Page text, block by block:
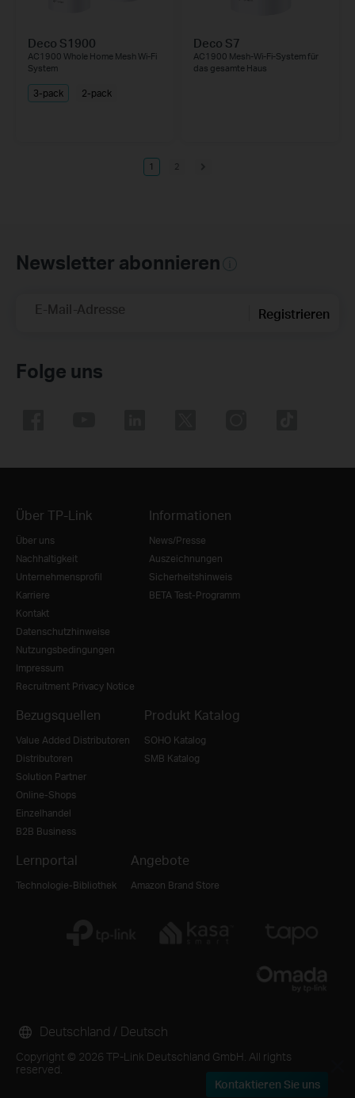
Deco S1900
AC1900 Whole Home Mesh Wi-Fi
System
3-pack 2-pack
Deco S7
AC1900 Mesh-Wi-Fi-System für
das gesamte Haus
1 2
Newsletter abonnieren
E-Mail-Adresse Registrieren
Folge uns
Über TP-Link
Über uns
Nachhaltigkeit
Unternehmensprofil
Karriere
Kontakt
Datenschutzhinweise
Nutzungsbedingungen
Impressum
Recruitment Privacy Notice
Informationen
News/Presse
Auszeichnungen
Sicherheitshinweis
BETA Test-Programm
Bezugsquellen
Value Added Distributoren
Distributoren
Solution Partner
Online-Shops
Einzelhandel
B2B Business
Produkt Katalog
SOHO Katalog
SMB Katalog
Lernportal
Technologie-Bibliothek
Angebote
Amazon Brand Store
Copyright © 2026 TP-Link Deutschland GmbH. All rights
reserved.
Deutschland / Deutsch
Kontaktieren Sie uns